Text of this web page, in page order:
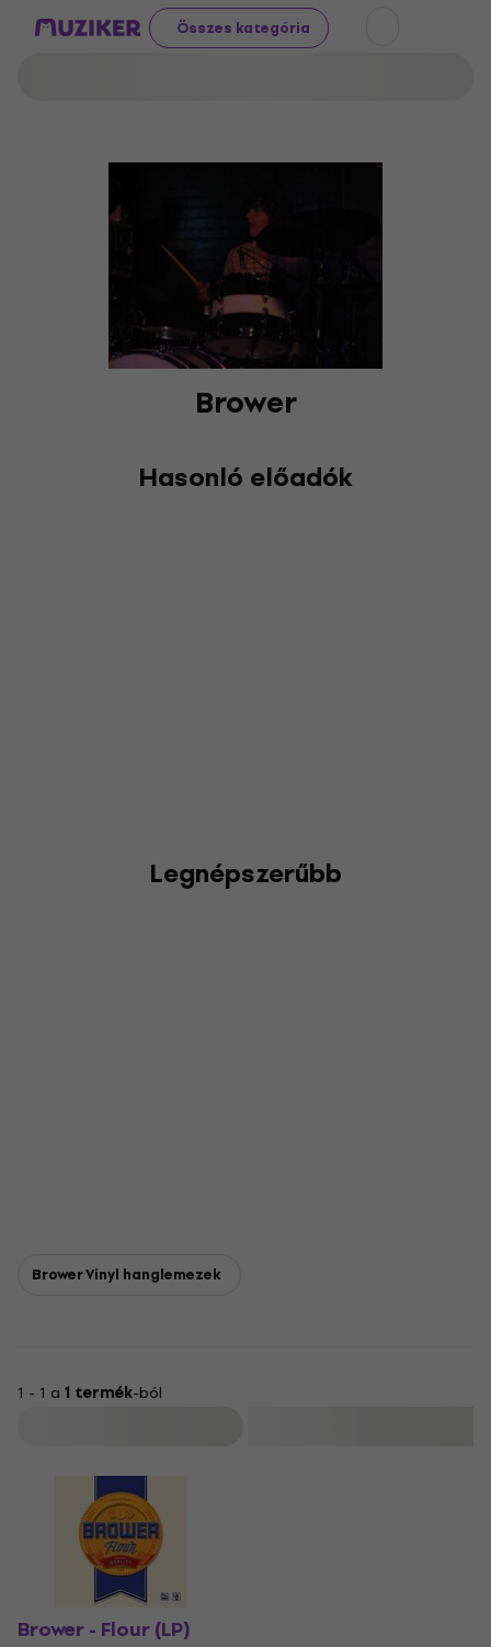
Összes kategória
Brower
Hasonló előadók
Legnépszerűbb
Brower Vinyl hanglemezek
1 - 1 a 1 termék-ból
Brower - Flour (LP)